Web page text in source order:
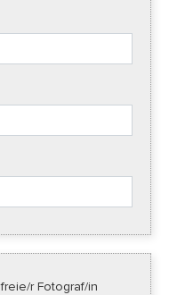
freie/r Fotograf/in